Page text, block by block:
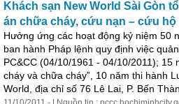
Khách sạn New World Sài Gòn
án chữa cháy, cứu nạn – cứu hộ
Hưởng ứng các hoạt động kỷ niệm 50
ban hành Pháp lệnh quy định việc
PC&CC (04/10/1961 - 04/10/2011); 15
cháy và chữa cháy”, 10 năm thi hành
World, địa chỉ số 76 Lê Lai, P. Bến